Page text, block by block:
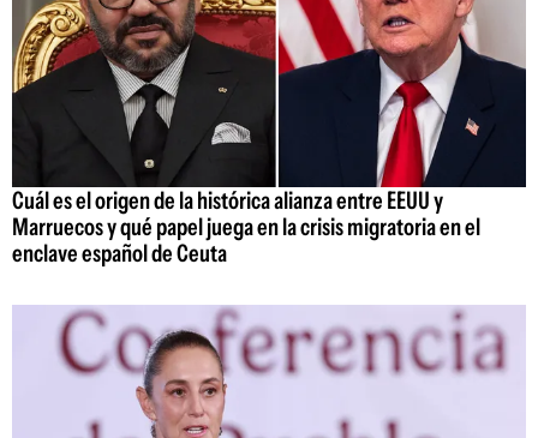
Cuál es el origen de la histórica alianza entre EEUU y
Marruecos y qué papel juega en la crisis migratoria en el
enclave español de Ceuta